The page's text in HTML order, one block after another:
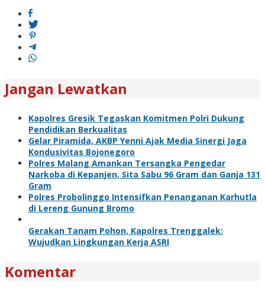
Jangan Lewatkan
Kapolres Gresik Tegaskan Komitmen Polri Dukung
Pendidikan Berkualitas
Gelar Piramida, AKBP Yenni Ajak Media Sinergi Jaga
Kondusivitas Bojonegoro
Polres Malang Amankan Tersangka Pengedar
Narkoba di Kepanjen, Sita Sabu 96 Gram dan Ganja 131
Gram
Polres Probolinggo Intensifkan Penanganan Karhutla
di Lereng Gunung Bromo
Gerakan Tanam Pohon, Kapolres Trenggalek:
Wujudkan Lingkungan Kerja ASRI
Komentar